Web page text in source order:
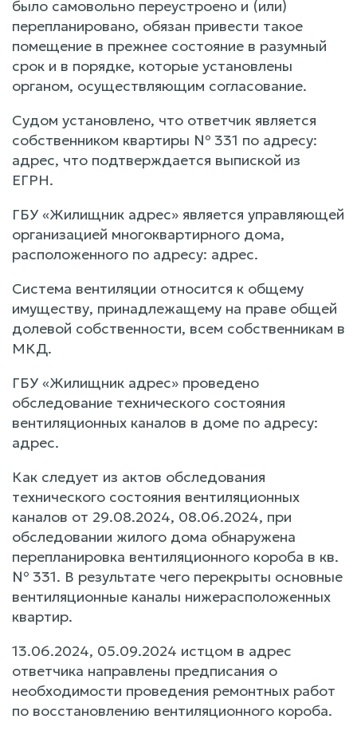
было самовольно переустроено и (или)
перепланировано, обязан привести такое
помещение в прежнее состояние в разумный
срок и в порядке, которые установлены
органом, осуществляющим согласование.
Судом установлено, что ответчик является
собственником квартиры № 331 по адресу:
адрес, что подтверждается выпиской из
ЕГРН.
ГБУ «Жилищник адрес» является управляющей
организацией многоквартирного дома,
расположенного по адресу: адрес.
Система вентиляции относится к общему
имуществу, принадлежащему на праве общей
долевой собственности, всем собственникам в
МКД.
ГБУ «Жилищник адрес» проведено
обследование технического состояния
вентиляционных каналов в доме по адресу:
адрес.
Как следует из актов обследования
технического состояния вентиляционных
каналов от 29.08.2024, 08.06.2024, при
обследовании жилого дома обнаружена
перепланировка вентиляционного короба в кв.
№ 331. В результате чего перекрыты основные
вентиляционные каналы нижерасположенных
квартир.
13.06.2024, 05.09.2024 истцом в адрес
ответчика направлены предписания о
необходимости проведения ремонтных работ
по восстановлению вентиляционного короба.